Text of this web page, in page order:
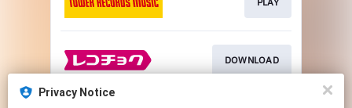
DOWNLOAD
Privacy Notice